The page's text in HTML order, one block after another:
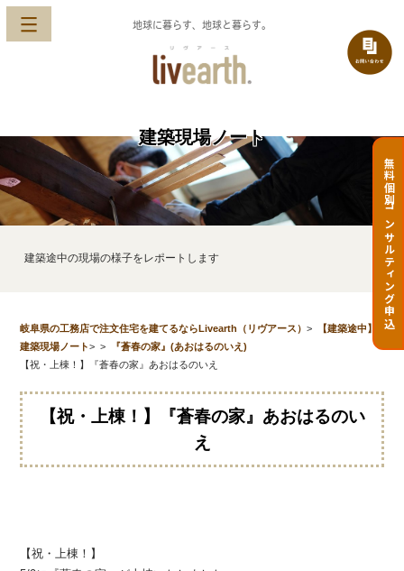
地球に暮らす、地球と暮らす。
無料個別コンサルティング申込
建築現場ノート
建築途中の現場の様子をレポートします
岐阜県の工務店で注文住宅を建てるならLivearth（リヴアース）>
建築現場ノート>
【建築途中】
『蒼春の家』(あおはるのいえ)
>
【祝・上棟！】『蒼春の家』あおはるのいえ
【祝・上棟！】『蒼春の家』あおはるのい
え
【祝・上棟！】